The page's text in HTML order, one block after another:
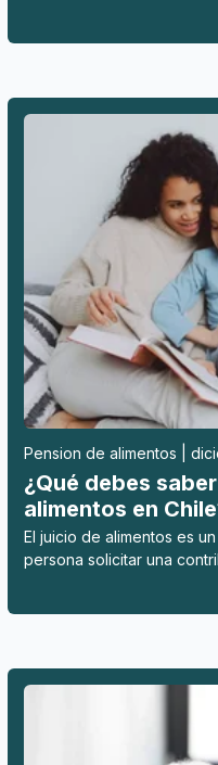
Pension de alimentos |
¿Qué debes
alimentos en
El juicio de alimentos es
persona solicitar una